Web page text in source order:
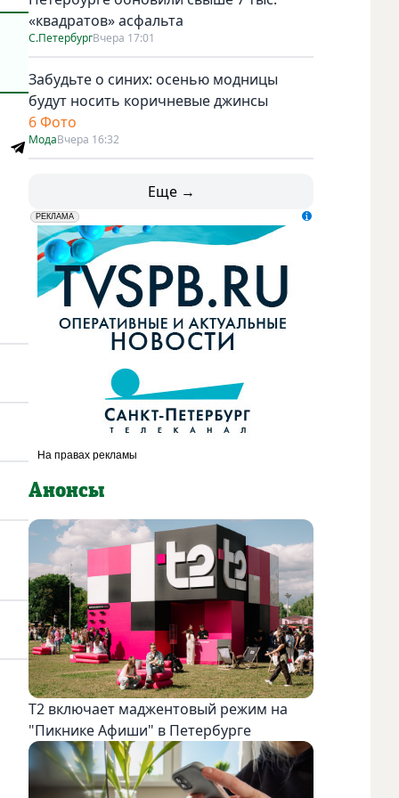
«квадратов» асфальта
С.ПетербургВчера 17:01
Забудьте о синих: осенью модницы
будут носить коричневые джинсы
6 Фото
МодаВчера 16:32
Еще →
erid: LdtCK5udn
РЕКЛАМА
АО "ГАТР", ИНН: 7841320717
Анонсы
Т2 включает маджентовый режим на
"Пикнике Афиши" в Петербурге